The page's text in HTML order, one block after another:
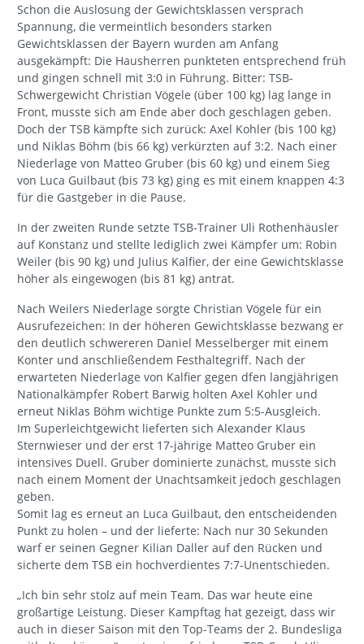
Schon die Auslosung der Gewichtsklassen versprach
Spannung, die vermeintlich besonders starken
Gewichtsklassen der Bayern wurden am Anfang
ausgekämpft: Die Hausherren punkteten entsprechend früh
und gingen schnell mit 3:0 in Führung. Bitter: TSB-
Schwergewicht Christian Vögele (über 100 kg) lag lange in
Front, musste sich am Ende aber doch geschlagen geben.
Doch der TSB kämpfte sich zurück: Axel Kohler (bis 100 kg)
und Niklas Böhm (bis 66 kg) verkürzten auf 3:2. Nach einer
Niederlage von Matteo Gruber (bis 60 kg) und einem Sieg
von Luca Guilbaut (bis 73 kg) ging es mit einem knappen 4:3
für die Gastgeber in die Pause.
In der zweiten Runde setzte TSB-Trainer Uli Rothenhäusler
auf Konstanz und stellte lediglich zwei Kämpfer um: Robin
Weiler (bis 90 kg) und Julius Kalfier, der eine Gewichtsklasse
höher als eingewogen (bis 81 kg) antrat.
Nach Weilers Niederlage sorgte Christian Vögele für ein
Ausrufezeichen: In der höheren Gewichtsklasse bezwang er
den deutlich schwereren Daniel Messelberger mit einem
Konter und anschließendem Festhaltegriff. Nach der
erwarteten Niederlage von Kalfier gegen dfen langjährigen
Nationalkämpfer Robert Barwig holten Axel Kohler und
erneut Niklas Böhm wichtige Punkte zum 5:5-Ausgleich.
Im Superleichtgewicht lieferten sich Alexander Klaus
Sternwieser und der erst 17-jährige Matteo Gruber ein
intensives Duell. Gruber dominierte zunächst, musste sich
nach einem Moment der Unachtsamkeit jedoch geschlagen
geben.
Somit lag es erneut an Luca Guilbaut, den entscheidenden
Punkt zu holen – und der lieferte: Nach nur 30 Sekunden
warf er seinen Gegner Kilian Daller auf den Rücken und
sicherte dem TSB ein hochverdientes 7:7-Unentschieden.
„Ich bin sehr stolz auf mein Team. Das war heute eine
großartige Leistung. Dieser Kampftag hat gezeigt, dass wir
auch in dieser Saison mit den Top-Teams der 2. Bundesliga